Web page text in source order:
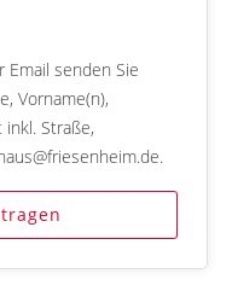
Email senden Sie
Vorname(n),
Straße,